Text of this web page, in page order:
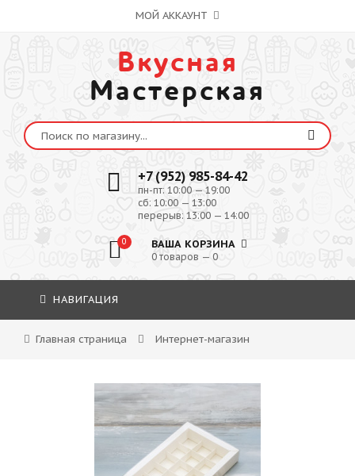
МОЙ АККАУНТ
Вкусная
Мастерская
+7 (952) 985-84-42
пн-пт: 10:00 — 19:00
сб: 10:00 — 13:00
перерыв: 13:00 — 14:00
0 ВАША КОРЗИНА
0 товаров — 0
НАВИГАЦИЯ
Главная страница Интернет-магазин